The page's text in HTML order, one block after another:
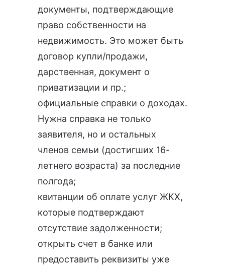
документы, подтверждающие
право собственности на
недвижимость. Это может быть
договор купли/продажи,
дарственная, документ о
приватизации и пр.;
официальные справки о доходах.
Нужна справка не только
заявителя, но и остальных
членов семьи (достигших 16-
летнего возраста) за последние
полгода;
квитанции об оплате услуг ЖКХ,
которые подтверждают
отсутствие задолженности;
открыть счет в банке или
предоставить реквизиты уже